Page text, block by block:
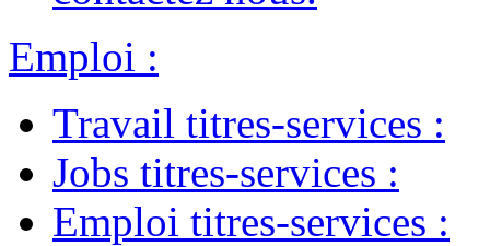
Emploi :
Travail titres-services :
Jobs titres-services :
Emploi titres-services :